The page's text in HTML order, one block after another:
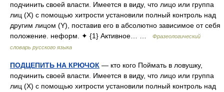
подчинить своей власти. Имеется в виду, что лицо или группа
лиц (X) с помощью хитрости установили полный контроль над
другим лицом (Y), поставив его в абсолютно зависимое от себя
положение. неформ. ✦ {1} Активное… …
Фразеологический
словарь русского языка
ПОДЦЕПИТЬ НА КРЮЧОК — кто кого Поймать в ловушку,
подчинить своей власти. Имеется в виду, что лицо или группа
лиц (X) с помощью хитрости установили полный контроль над